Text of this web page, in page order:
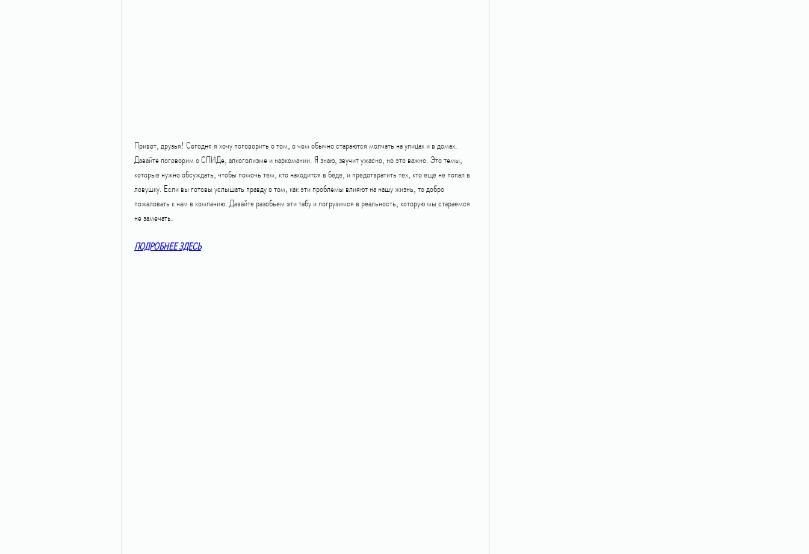
Привет, друзья! Сегодня я хочу поговорить о том, о чем обычно стараются молчать на улицах и в домах.
Давайте поговорим о СПИДе, алкоголизме и наркомании. Я знаю, звучит ужасно, но это важно. Это темы,
которые нужно обсуждать, чтобы помочь тем, кто находится в беде, и предотвратить тех, кто еще не попал в
ловушку. Если вы готовы услышать правду о том, как эти проблемы влияют на нашу жизнь, то добро
пожаловать к нам в компанию. Давайте разобьем эти табу и погрузимся в реальность, которую мы стараемся
не замечать.
ПОДРОБНЕЕ ЗДЕСЬ